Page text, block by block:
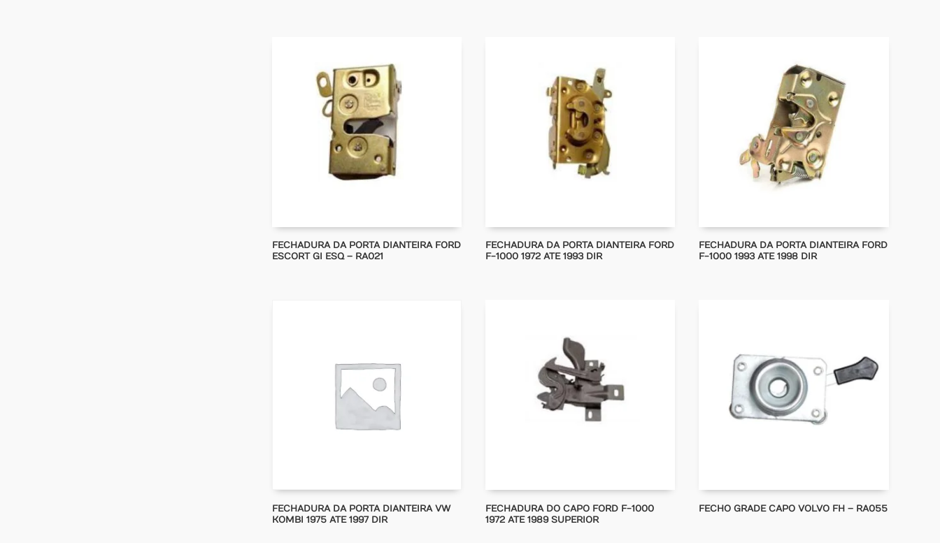
FECHADURA DA PORTA DIANTEIRA FORD
ESCORT GI ESQ – RA021
FECHADURA DA PORTA DIANTEIRA FORD
F-1000 1972 ATE 1993 DIR
FECHADURA DA PORTA DIANTEIRA FORD
F-1000 1993 ATE 1998 DIR
FECHADURA DA PORTA DIANTEIRA VW
KOMBI 1975 ATE 1997 DIR
FECHADURA DO CAPO FORD F-1000
1972 ATE 1989 SUPERIOR
FECHO GRADE CAPO VOLVO FH – RA055